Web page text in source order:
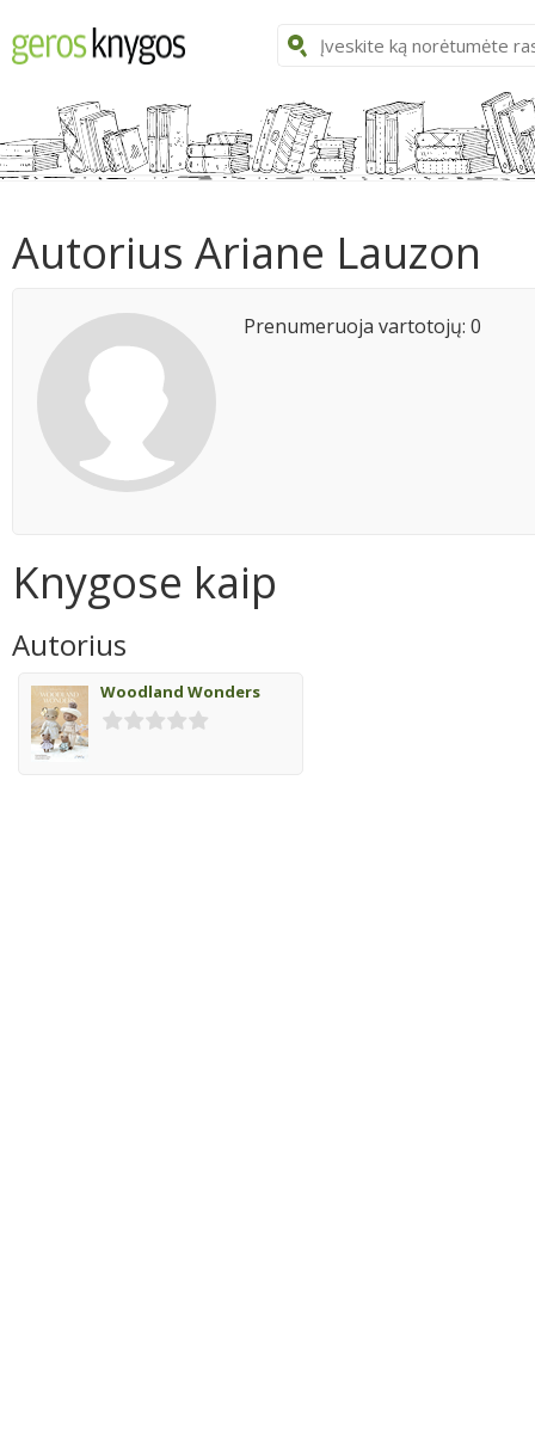
Autorius Ariane Lauzon
Prenumeruoja vartotojų: 0
Knygose kaip
Autorius
Woodland Wonders